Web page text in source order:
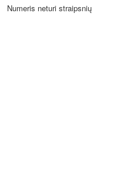
Numeris neturi straipsnių